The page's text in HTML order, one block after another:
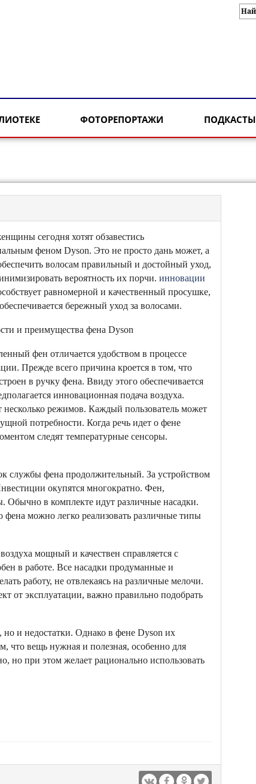
ФОТОРЕПОРТАЖИ ПОДКАСТЫ
сегодня хотят обзавестись
феном Dyson. Это не просто дань может, а
волосам правильный и достойный уход,
вероятность их порчи. инновации
равномерной и качественный просушке,
бережный уход за волосами.
и преимущества фена Dyson
фен отличается удобством в процессе
Прежде всего причина кроется в том, что
в ручку фена. Ввиду этого обеспечивается
инновационная подача воздуха.
несколько режимов. Каждый пользователь может
потребности. Когда речь идет о фене
следят температурные сенсоры.
службы фена продолжительный. За устройством
окупятся многократно. Фен,
Обычно в комплекте идут различные насадки.
можно легко реализовать различные типы
мощный и качествен справляется с
в работе. Все насадки продуманные и
работу, не отвлекаясь на различные мелочи.
от эксплуатации, важно правильно подобрать
и недостатки. Однако в фене Dyson их
что вещь нужная и полезная, особенно для
но при этом желает рационально использовать